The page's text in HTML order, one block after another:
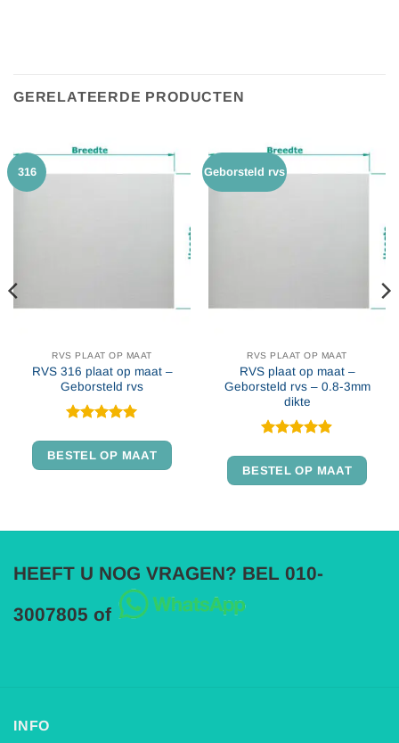
GERELATEERDE PRODUCTEN
316
RVS PLAAT OP MAAT
RVS 316 plaat op maat –
Geborsteld rvs
4.97
uit 5
BESTEL OP MAAT
Geborsteld rvs
RVS PLAAT OP MAAT
RVS plaat op maat –
Geborsteld rvs – 0.8-3mm
dikte
4.87
uit 5
BESTEL OP MAAT
HEEFT U NOG VRAGEN? BEL 010-
3007805 of
INFO